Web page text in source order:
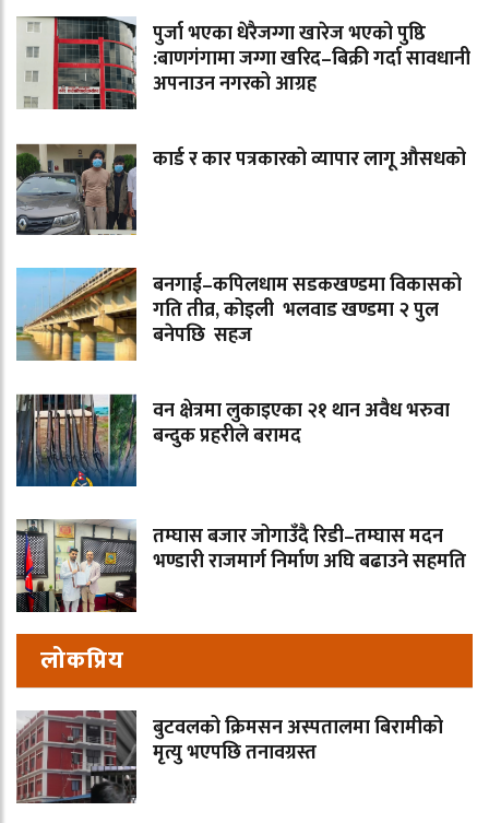
पुर्जा भएका धेरैजग्गा खारेज भएको पुष्ठि
:बाणगंगामा जग्गा खरिद–बिक्री गर्दा सावधानी
अपनाउन नगरको आग्रह
कार्ड र कार पत्रकारको व्यापार लागू औसधको
बनगाई–कपिलधाम सडकखण्डमा विकासको
गति तीव्र, कोइली भलवाड खण्डमा २ पुल
बनेपछि सहज
वन क्षेत्रमा लुकाइएका २१ थान अवैध भरुवा
बन्दुक प्रहरीले बरामद
तम्घास बजार जोगाउँदै रिडी–तम्घास मदन
भण्डारी राजमार्ग निर्माण अघि बढाउने सहमति
लोकप्रिय
बुटवलको क्रिमसन अस्पतालमा बिरामीको
मृत्यु भएपछि तनावग्रस्त